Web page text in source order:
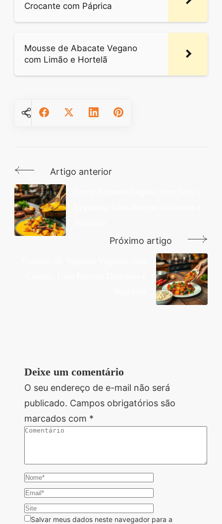
Crocante com Páprica
Mousse de Abacate Vegano
com Limão e Hortelã
Navegação
de
post
Artigo anterior
Próximo artigo
Deixe um comentário
O seu endereço de e-mail não será
publicado. Campos obrigatórios são
marcados com *
Salvar meus dados neste navegador para a